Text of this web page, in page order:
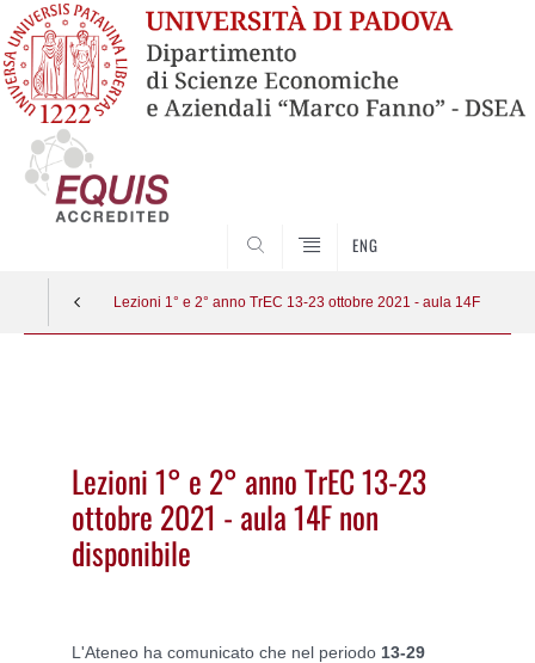
ENG
Lezioni 1° e 2° anno TrEC 13-23 ottobre 2021 - aula 14F non
Lezioni 1° e 2° anno TrEC 13-23
ottobre 2021 - aula 14F non
disponibile
L'Ateneo ha comunicato che nel periodo 13-29